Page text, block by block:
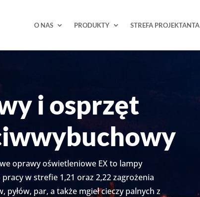
O NAS PRODUKTY STREFA PROJEKTANTA
i osprzęt
oprawy oświetleniowe EX to lampy
w strefie 1,21 oraz 2,22 zagrożenia
pyłów, par, a także mgieł cieczy palnych z